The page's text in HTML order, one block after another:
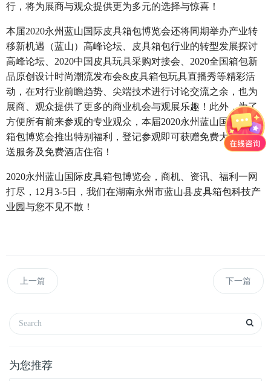
行，将为展商与观众提供更为多元的选择与惊喜！
本届2020永州蓝山国际皮具箱包博览会还将同期举办产业转
移新机遇（蓝山）高峰论坛、皮具箱包行业的转型发展探讨
高峰论坛、2020中国皮具玩具采购对接会、2020全国箱包新
品原创设计时尚潮流发布会&皮具箱包玩具直播秀等精彩活
动，在对行业前瞻趋势、尖端技术进行讨论交流之余，也为
展商、观众提供了更多的商业机会与观展乐趣！此外，为了
方便所有前来参观的专业观众，本届2020永州蓝山国际皮具
箱包博览会推出特别福利，登记参观即可获赠免费大巴车接
送服务及免费酒店住宿！
2020永州蓝山国际皮具箱包博览会，商机、资讯、福利一网
打尽，12月3-5日，我们在湖南永州市蓝山县皮具箱包科技产
业园与您不见不散！
上一篇 下一篇
为您推荐